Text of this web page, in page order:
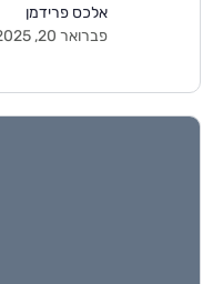
אלכס פרידמן
פברואר 20, 2025